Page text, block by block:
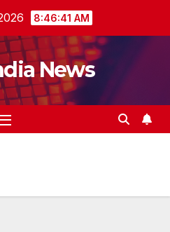
8:46:41 AM
News